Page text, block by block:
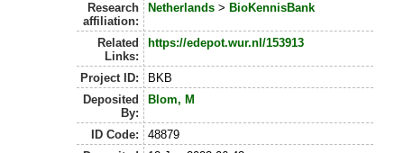
Research
affiliation:
Netherlands> BioKennisBank
Related
Links:
https://edepot.wur.nl/153913
Project ID:
BKB
Deposited
By:
Blom, M
ID Code:
48879